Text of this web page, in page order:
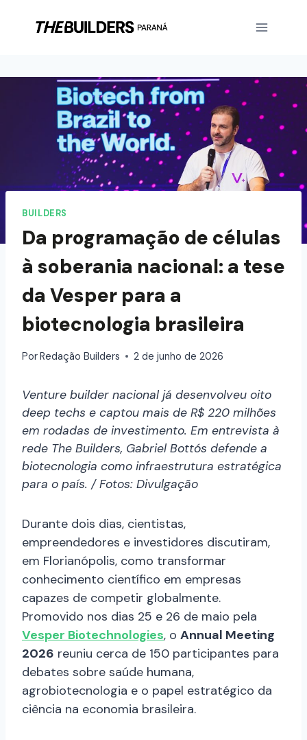
BUILDERS
Da programação de células
à soberania nacional: a tese
da Vesper para a
biotecnologia brasileira
PorRedação Builders 2 de junho de 2026
Venture builder nacional já desenvolveu oito
deep techs e captou mais de R$ 220 milhões
em rodadas de investimento. Em entrevista à
rede The Builders, Gabriel Bottós defende a
biotecnologia como infraestrutura estratégica
para o país. / Fotos: Divulgação
Durante dois dias, cientistas,
empreendedores e investidores discutiram,
em Florianópolis, como transformar
conhecimento científico em empresas
capazes de competir globalmente.
Promovido nos dias 25 e 26 de maio pela
Vesper Biotechnologies, o Annual Meeting
2026 reuniu cerca de 150 participantes para
debates sobre saúde humana,
agrobiotecnologia e o papel estratégico da
ciência na economia brasileira.